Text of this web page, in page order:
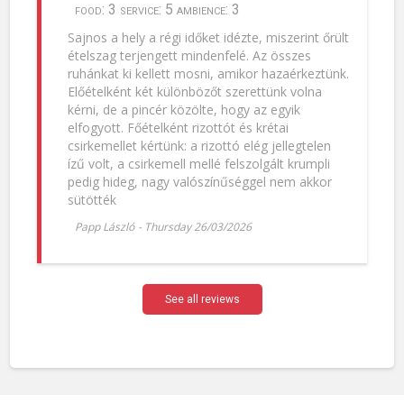
food: 3 service: 5 ambience: 3
Sajnos a hely a régi időket idézte, miszerint őrült
ételszag terjengett mindenfelé. Az összes
ruhánkat ki kellett mosni, amikor hazaérkeztünk.
Előételként két különbözőt szerettünk volna
kérni, de a pincér közölte, hogy az egyik
elfogyott. Főételként rizottót és krétai
csirkemellet kértünk: a rizottó elég jellegtelen
ízű volt, a csirkemell mellé felszolgált krumpli
pedig hideg, nagy valószínűséggel nem akkor
sütötték
Papp László - Thursday 26/03/2026
See all reviews